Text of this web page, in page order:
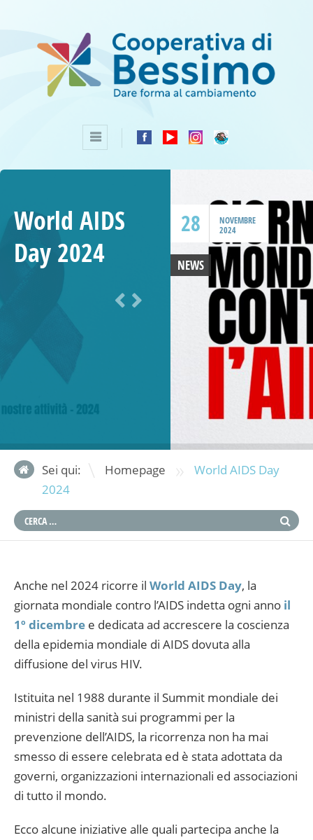
28
NOVEMBRE
2024
World AIDS
Day 2024
NEWS
Sei qui: Homepage »
World AIDS Day
2024
Anche nel 2024 ricorre il World AIDS Day, la
giornata mondiale contro l’AIDS indetta ogni anno il
1º dicembre e dedicata ad accrescere la coscienza
della epidemia mondiale di AIDS dovuta alla
diffusione del virus HIV.
Istituita nel 1988 durante il Summit mondiale dei
ministri della sanità sui programmi per la
prevenzione dell’AIDS, la ricorrenza non ha mai
smesso di essere celebrata ed è stata adottata da
governi, organizzazioni internazionali ed associazioni
di tutto il mondo.
Ecco alcune iniziative alle quali partecipa anche la